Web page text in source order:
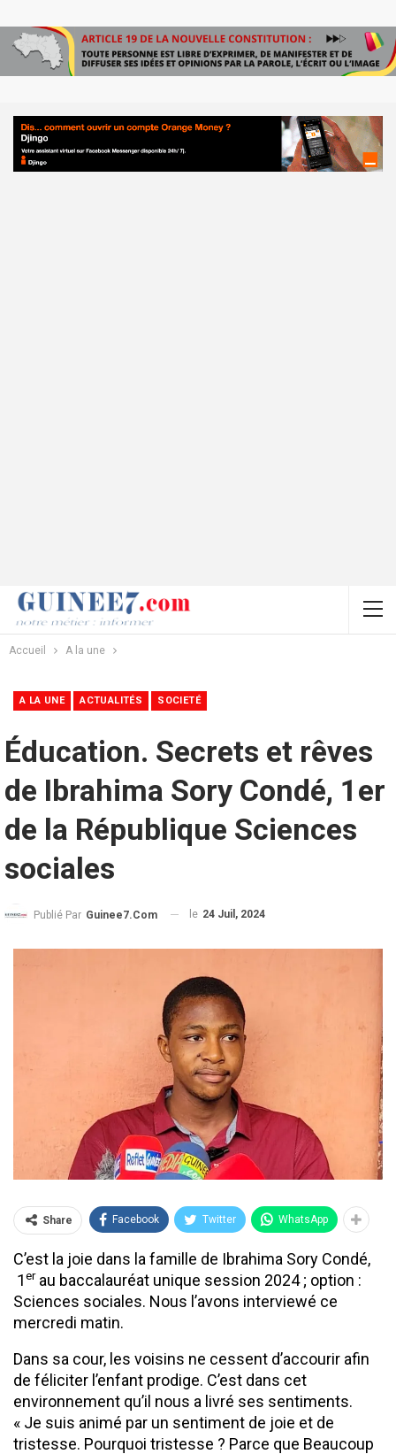
Accueil A la une
A LA UNE ACTUALITÉS SOCIETÉ
Éducation. Secrets et rêves
de Ibrahima Sory Condé, 1er
de la République Sciences
sociales
Publié Par Guinee7.com le 24 Juil, 2024
Share Facebook Twitter WhatsApp
C’est la joie dans la famille de Ibrahima Sory Condé,
1erau baccalauréat unique session 2024 ; option :
Sciences sociales. Nous l’avons interviewé ce
mercredi matin.
Dans sa cour, les voisins ne cessent d’accourir afin
de féliciter l’enfant prodige. C’est dans cet
environnement qu’il nous a livré ses sentiments.
« Je suis animé par un sentiment de joie et de
tristesse. Pourquoi tristesse ? Parce que Beaucoup